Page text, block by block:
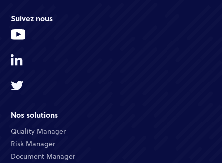
Suivez nous
Nos solutions
Quality Manager​
Risk Manager​
Document Manager​